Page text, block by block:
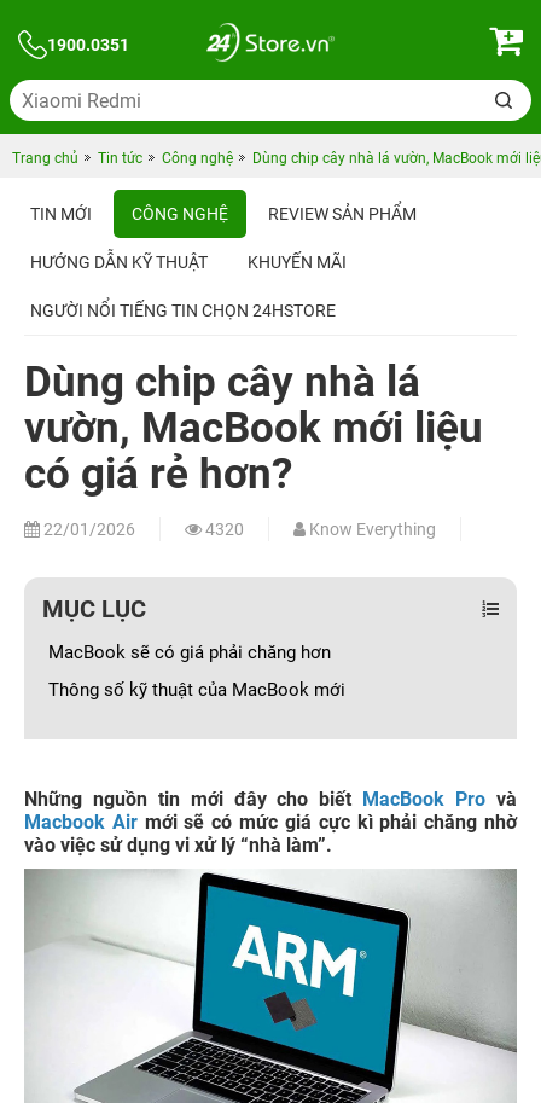
1900.0351
Trang chủ Tin tức Công nghệ Dùng chip cây nhà lá vườn, MacBook mới
TIN MỚI CÔNG NGHỆ REVIEW SẢN PHẨM
HƯỚNG DẪN KỸ THUẬT KHUYẾN MÃI
NGƯỜI NỔI TIẾNG TIN CHỌN 24HSTORE
Dùng chip cây nhà lá
vườn, MacBook mới liệu
có giá rẻ hơn?
22/01/2026 4320 Know Everything
MỤC LỤC
MacBook sẽ có giá phải chăng hơn
Thông số kỹ thuật của MacBook mới
Những nguồn tin mới đây cho biết MacBook Pro và
Macbook Airmới sẽ có mức giá cực kì phải chăng nhờ
vào việc sử dụng vi xử lý “nhà làm”.